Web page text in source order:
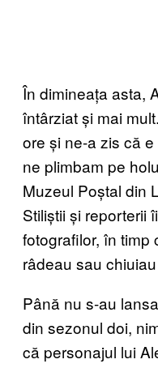
În dimineața asta,
întârziat și mai
ore și ne-a zis că
ne plimbam pe
Muzeul Poștal din
Stiliștii și reporterii
fotografilor, în timp
râdeau sau
Până nu s-au
din sezonul doi,
că personajul lui